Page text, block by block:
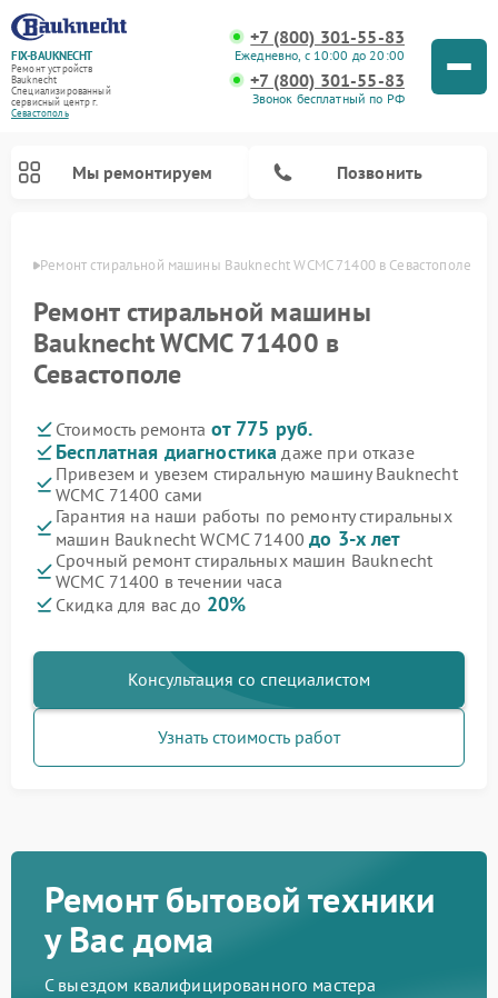
FIX-BAUKNECHT
Ремонт устройств
Bauknecht
Специализированный
cервисный центр г.
Севастополь
+7 (800) 301-55-83
Ежедневно, с 10:00 до 20:00
+7 (800) 301-55-83
Звонок бесплатный по РФ
Мы ремонтируем Позвонить
Ремонт стиральной машины Bauknecht WCMC 71400 в Севастополе
Ремонт стиральной машины
Bauknecht WCMC 71400 в
Севастополе
Стоимость ремонта от 775 руб.
Бесплатная диагностика даже при отказе
Привезем и увезем стиральную машину Bauknecht
WCMC 71400 сами
Гарантия на наши работы по ремонту стиральных
машин Bauknecht WCMC 71400до 3-х лет
Срочный ремонт стиральных машин Bauknecht
WCMC 71400 в течении часа
Скидка для вас до 20%
Консультация со специалистом
Узнать стоимость работ
Ремонт бытовой техники
у Вас дома
С выездом квалифицированного мастера